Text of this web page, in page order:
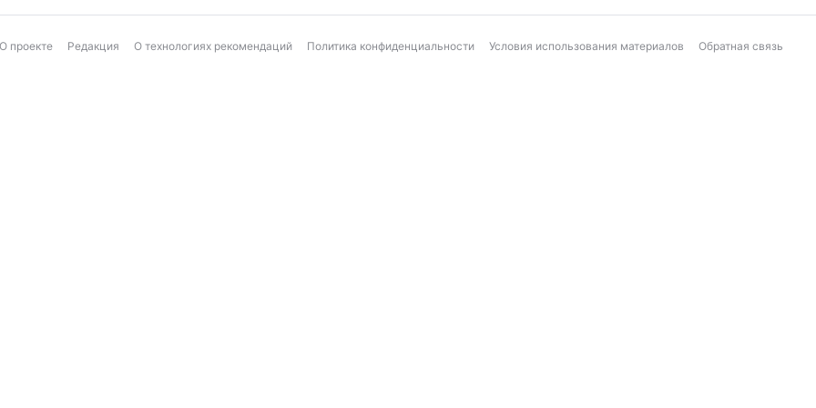
О проекте Редакция О технологиях рекомендаций Политика конфиденциальности Условия использования материалов Обратная связь